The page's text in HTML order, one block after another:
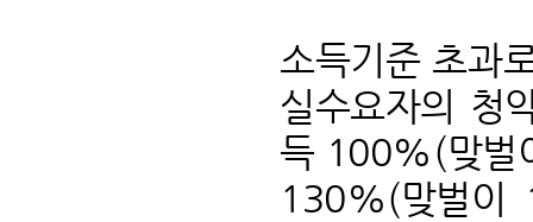
소득기준 초과
실수요자의 청
득 100%(맞벌
130%(맞벌이